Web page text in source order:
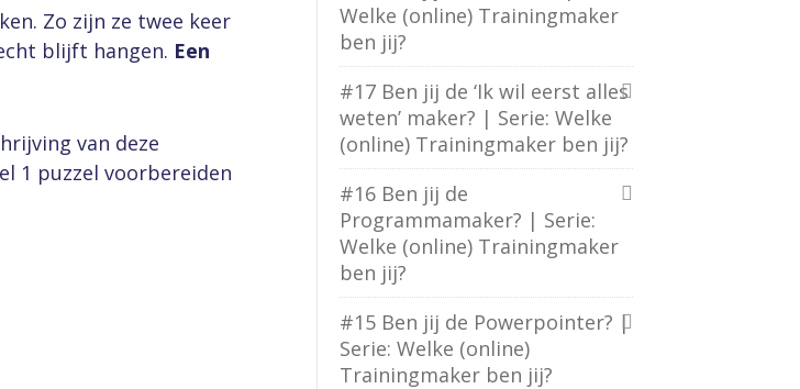
Zo zijn ze twee keer
blijft hangen. Een
van deze
1 puzzel voorbereiden
Welke (online) Trainingmaker
ben jij?
#17 Ben jij de ‘Ik wil eerst alles
weten’ maker? | Serie: Welke
(online) Trainingmaker ben jij?
#16 Ben jij de
Programmamaker? | Serie:
Welke (online) Trainingmaker
ben jij?
#15 Ben jij de Powerpointer? |
Serie: Welke (online)
Trainingmaker ben jij?